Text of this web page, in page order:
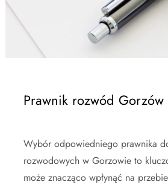
Prawnik rozwód Gorzów
Wybór odpowiedniego prawnika
rozwodowych w Gorzowie to
może znacząco wpłynąć na